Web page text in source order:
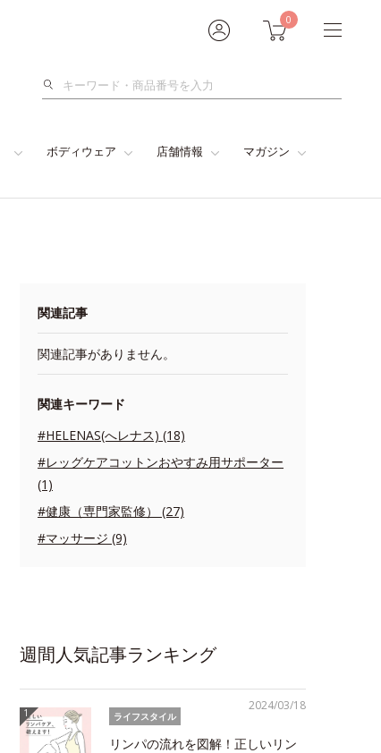
0
検
ボディウェア 店舗情報 マガジン
関連記事
関連記事がありません。
関連キーワード
#HELENAS(へレナス) (18)
#レッグケアコットンおやすみ用サポーター
(1)
#健康（専門家監修） (27)
#マッサージ (9)
週間人気記事ランキング
2024/03/18
ライフスタイル
リンパの流れを図解！正しいリン